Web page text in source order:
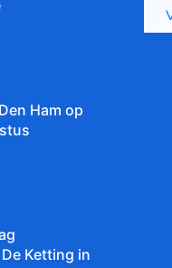
Ham op
Ketting in